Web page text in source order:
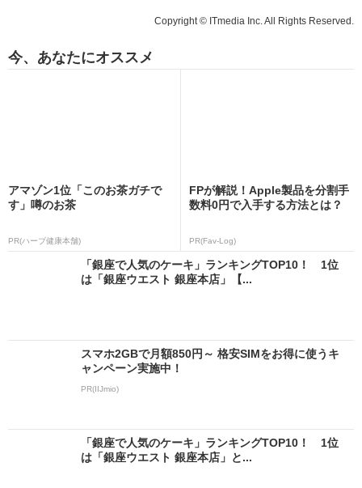
Copyright © ITmedia Inc. All Rights Reserved.
今、あなたにオススメ
アマゾン1位「このお茶ガチで
す」噂のお茶
PR(ハーブ健康本舗)
FPが解説！Apple製品を分割手
数料0円で入手する方法とは？
PR(Fav-Log)
「銀座で人気のケーキ」ランキングTOP10！ 1位
は「銀座ウエスト 銀座本店」【...
スマホ2GBで月額850円～ 格安SIMをお得に使うキ
ャンペーン実施中！
PR(IIJmio)
「銀座で人気のケーキ」ランキングTOP10！ 1位
は「銀座ウエスト 銀座本店」と...